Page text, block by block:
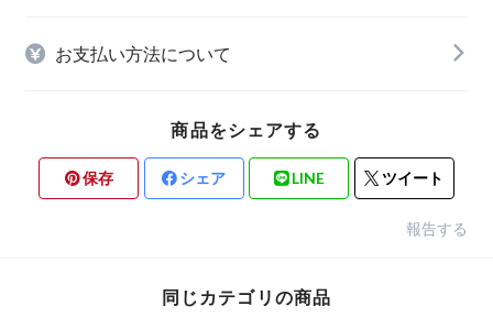
お支払い方法について
商品をシェアする
保存 シェア LINE ツイート
報告する
同じカテゴリの商品